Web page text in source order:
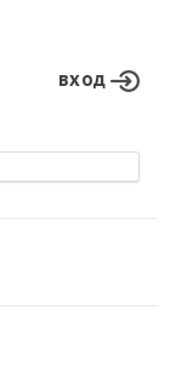
вход